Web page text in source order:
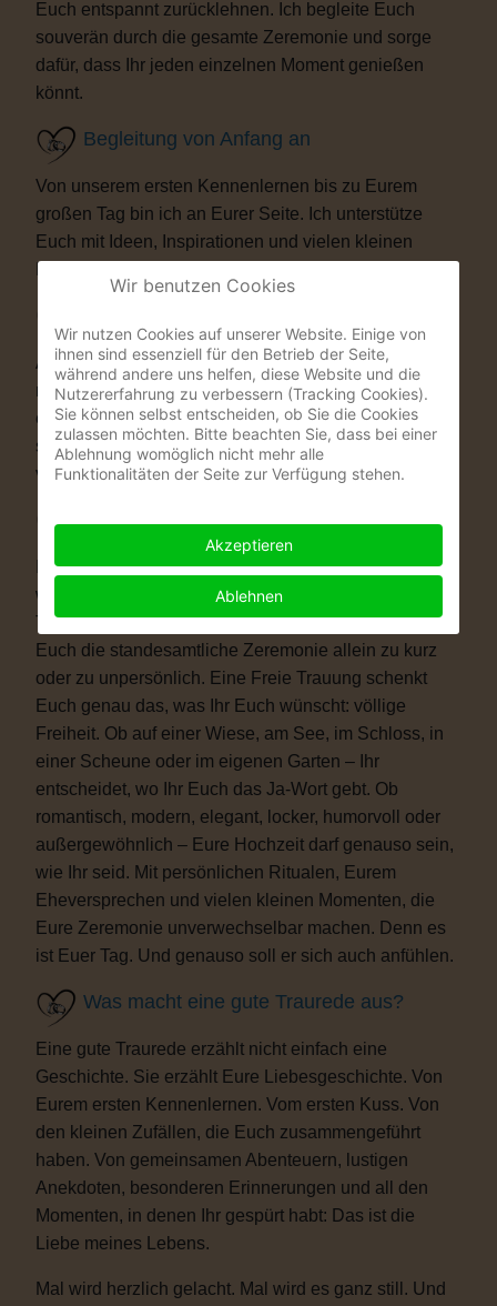
Euch entspannt zurücklehnen. Ich begleite Euch
souverän durch die gesamte Zeremonie und sorge
dafür, dass Ihr jeden einzelnen Moment genießen
könnt.
Begleitung von Anfang an
Von unserem ersten Kennenlernen bis zu Eurem
großen Tag bin ich an Eurer Seite. Ich unterstütze
Euch mit Ideen, Inspirationen und vielen kleinen
Auf Wunsch bereichere ich Eure Zeremonie mit
musikalischen oder künstlerischen Elementen. Als
ehemaliger Musicaldarsteller und Sänger entstehen
so Momente, die Eure Gäste garantiert nicht
vergessen werden.
Warum eine Freie Trauung?
Immer mehr Paare wünschen sich eine Hochzeit, die
wirklich zu ihnen passt. Vielleicht ist eine kirchliche
Trauung nicht das Richtige für Euch. Vielleicht ist
Euch die standesamtliche Zeremonie allein zu kurz
oder zu unpersönlich. Eine Freie Trauung schenkt
Euch genau das, was Ihr Euch wünscht: völlige
Freiheit. Ob auf einer Wiese, am See, im Schloss, in
einer Scheune oder im eigenen Garten – Ihr
entscheidet, wo Ihr Euch das Ja-Wort gebt. Ob
romantisch, modern, elegant, locker, humorvoll oder
außergewöhnlich – Eure Hochzeit darf genauso sein,
wie Ihr seid. Mit persönlichen Ritualen, Eurem
Eheversprechen und vielen kleinen Momenten, die
Eure Zeremonie unverwechselbar machen. Denn es
ist Euer Tag. Und genauso soll er sich auch anfühlen.
Was macht eine gute Traurede aus?
Eine gute Traurede erzählt nicht einfach eine
Geschichte. Sie erzählt Eure Liebesgeschichte. Von
Eurem ersten Kennenlernen. Vom ersten Kuss. Von
den kleinen Zufällen, die Euch zusammengeführt
haben. Von gemeinsamen Abenteuern, lustigen
Anekdoten, besonderen Erinnerungen und all den
Momenten, in denen Ihr gespürt habt: Das ist die
Liebe meines Lebens.
Mal wird herzlich gelacht. Mal wird es ganz still. Und
Wir benutzen Cookies
Wir nutzen Cookies auf unserer Website. Einige von
ihnen sind essenziell für den Betrieb der Seite,
während andere uns helfen, diese Website und die
Nutzererfahrung zu verbessern (Tracking Cookies).
Sie können selbst entscheiden, ob Sie die Cookies
zulassen möchten. Bitte beachten Sie, dass bei einer
Ablehnung womöglich nicht mehr alle
Funktionalitäten der Seite zur Verfügung stehen.
Akzeptieren
Ablehnen